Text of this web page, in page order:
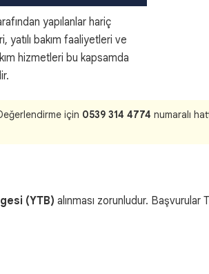
yapılanlar hariç
yatılı bakım faaliyetleri ve
hizmetleri bu kapsamda
için 0539 314 4774 numaralı
(YTB) alınması zorunludur. Başvurular